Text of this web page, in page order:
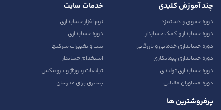
چند آموزش کلیدی
دوره حقوق و دستمزد
دوره حسابدار و کمک حسابدار
دوره حسابداری خدماتی و بازرگانی
دوره حسابداری پیمانکاری
دوره حسابداری تولیدی
دوره مشاوران مالیاتی
خدمات سایت
نرم افزار حسابداری
دوره حسابداری
ثبت و تغییرات شرکتها
استخدام حسابدار
تبلیغات رپورتاژ و پرومکس
بستری برای مدرسان
پرفروشترین ها
درخواست تعیین سطح